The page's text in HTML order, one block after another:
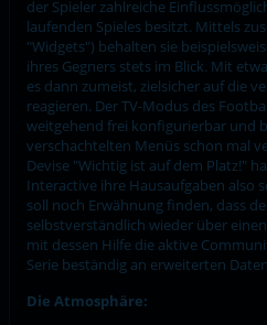
der Spieler zahlreiche
laufenden Spieles besitzt. Mittels
"Widgets") behalten sie
ihres Gegners stets im Blick. Mit
es dann zumeist, zielsicher auf die
reagieren. Der TV-Modus des
weitgehend frei konfigurierbar und
verschachtelten Menüs schon mal
Devise "Wichtig ist auf dem Platz!"
Interactive ihre Hausaufgaben also
soll noch Erwähnung finden, dass
selbstverständlich wieder über
mit dessen Hilfe die aktive
Serie beständig an erweiterten
Die Atmosphäre: